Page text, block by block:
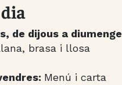
de dijous a diumenge
brasa i llosa
Menú i carta